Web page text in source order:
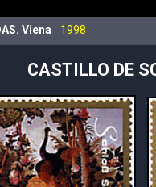
Viena 1998
CASTILLO DE